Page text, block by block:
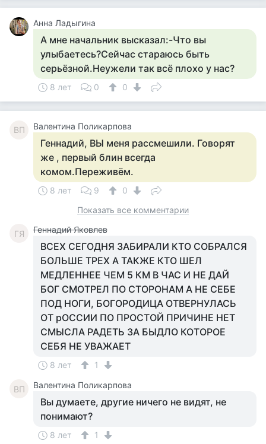
Анна Ладыгина
А мне начальник высказал:-Что вы
улыбаетесь?Сейчас стараюсь быть
серьёзной.Неужели так всё плохо у нас?
8 лет 0 0
ВП Валентина Поликарпова
Геннадий, ВЫ меня рассмешили. Говорят
же , первый блин всегда
комом.Переживём.
8 лет 9
0
Показать все комментарии
ГЯ Геннадий Яковлев
ВСЕХ СЕГОДНЯ ЗАБИРАЛИ КТО СОБРАЛСЯ
БОЛЬШЕ ТРЕХ А ТАКЖЕ КТО ШЕЛ
МЕДЛЕННЕЕ ЧЕМ 5 КМ В ЧАС И НЕ ДАЙ
БОГ СМОТРЕЛ ПО СТОРОНАМ А НЕ СЕБЕ
ПОД НОГИ, БОГОРОДИЦА ОТВЕРНУЛАСЬ
ОТ рОССИИ ПО ПРОСТОЙ ПРИЧИНЕ НЕТ
СМЫСЛА РАДЕТЬ ЗА БЫДЛО КОТОРОЕ
СЕБЯ НЕ УВАЖАЕТ
8 лет 1
ВП Валентина Поликарпова
Вы думаете, другие ничего не видят, не
понимают?
8 лет 1